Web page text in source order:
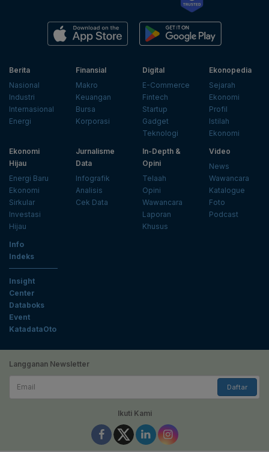
Berita
Nasional
Industri
Internasional
Energi
Finansial
Makro
Keuangan
Bursa
Korporasi
Digital
E-Commerce
Fintech
Startup
Gadget
Teknologi
Ekonopedia
Sejarah
Ekonomi
Profil
Istilah
Ekonomi
Ekonomi
Hijau
Energi Baru
Ekonomi
Sirkular
Investasi
Hijau
Jurnalisme
Data
Infografik
Analisis
Cek Data
In-Depth &
Opini
Telaah
Opini
Wawancara
Laporan
Khusus
Video
News
Wawancara
Katalogue
Foto
Podcast
Info
Indeks
Insight
Center
Databoks
Event
KatadataOto
Langganan Newsletter
Daftar
Ikuti Kami